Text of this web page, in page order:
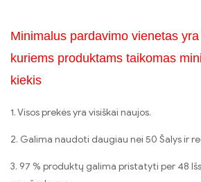
Minimalus pardavimo vienetas
kuriems produktams taikomas
kiekis
1. Visos prekės yra visiškai naujos.
2. Galima naudoti daugiau nei 50 Šalys ir
3. 97 % produktų galima pristatyti per 48